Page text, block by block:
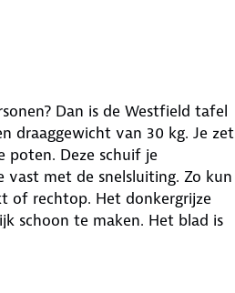
Dan is de Westfield tafel
draaggewicht van 30 kg. Je zet
poten. Deze schuif je
vast met de snelsluiting. Zo kun
of rechtop. Het donkergrijze
schoon te maken. Het blad is